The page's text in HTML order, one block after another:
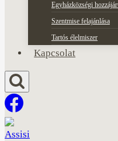
Egyházközségi
Szentmise felajánlása
Tartós élelmiszer
Kapcsolat